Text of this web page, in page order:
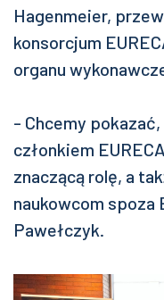
Hagenmeier,
konsorcjum
organu
- Chcemy
członkiem
znaczącą rolę, a
naukowcom spoza
Pawełczyk.